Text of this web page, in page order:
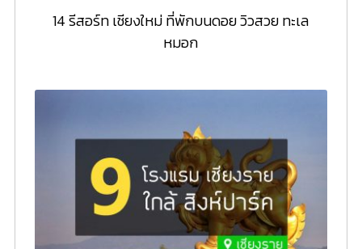
14 รีสอร์ท เชียงใหม่ ที่พักบนดอย วิวสวย ทะเล
หมอก